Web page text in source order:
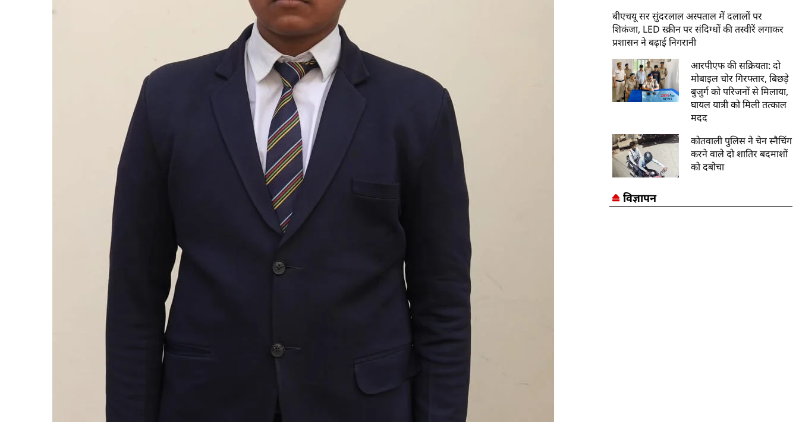
बीएचयू सर सुंदरलाल अस्पताल में दलालों पर
शिकंजा, LED स्क्रीन पर संदिग्धों की तस्वीरें लगाकर
प्रशासन ने बढ़ाई निगरानी
आरपीएफ की सक्रियता: दो
मोबाइल चोर गिरफ्तार, बिछड़े
बुजुर्ग को परिजनों से मिलाया,
घायल यात्री को मिली तत्काल
मदद
कोतवाली पुलिस ने चेन स्नैचिंग
करने वाले दो शातिर बदमाशों
को दबोचा
विज्ञापन